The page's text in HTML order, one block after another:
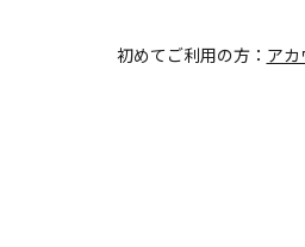
初めてご利用の方： アカ